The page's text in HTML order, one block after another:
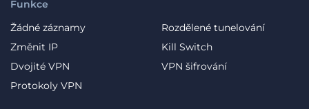
Funkce
Žádné záznamy
Rozdělené tunelování
Změnit IP
Kill Switch
Dvojité VPN
VPN šifrování
Protokoly VPN